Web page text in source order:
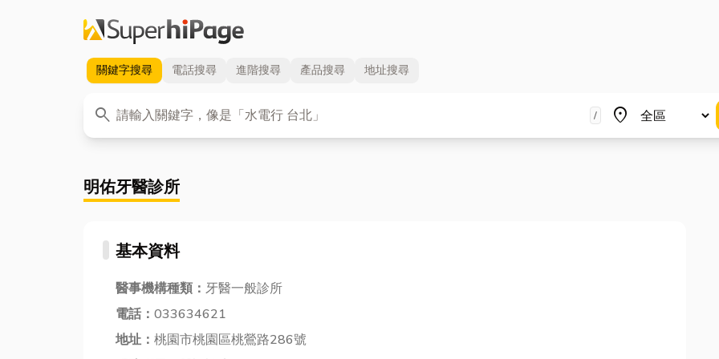
關鍵字搜尋 電話搜尋 進階搜尋 產品搜尋 地址搜尋
search
關鍵字 / place
地區
明佑牙醫診所
基本資料
醫事機構種類： 牙醫一般診所
電話： 033634621
地址： 桃園市桃園區桃鶯路286號